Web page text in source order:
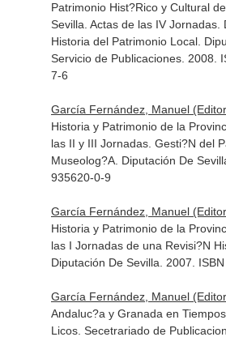
Patrimonio Hist?Rico y Cultural
Sevilla. Actas de las IV Jornadas.
Historia del Patrimonio Local.
Servicio de Publicaciones. 2008.
7-6
García Fernández, Manuel
Historia y Patrimonio de la
las II y III Jornadas. Gesti?N del
Museolog?A. Diputación De
935620-0-9
García Fernández, Manuel
Historia y Patrimonio de la
las I Jornadas de una Revisi?N
Diputación De Sevilla. 2007.
García Fernández, Manuel
Andaluc?a y Granada en
Licos. Secetrariado de